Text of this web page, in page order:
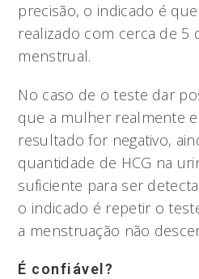
precisão, o indicado é
realizado com cerca de 5
menstrual.
No caso de o teste dar
que a mulher realmente
resultado for negativo,
quantidade de HCG na
suficiente para ser
o indicado é repetir o
a menstruação não
É confiável?